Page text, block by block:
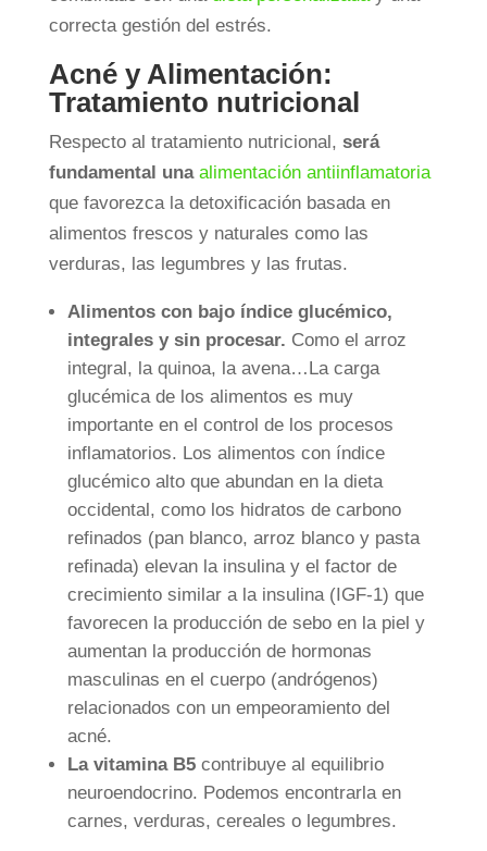
correcta gestión del estrés.
Acné y Alimentación:
Tratamiento nutricional
Respecto al tratamiento nutricional, será
fundamental una alimentación antiinflamatoria
que favorezca la detoxificación basada en
alimentos frescos y naturales como las
verduras, las legumbres y las frutas.
Alimentos con bajo índice glucémico,
integrales y sin procesar. Como el arroz
integral, la quinoa, la avena…La carga
glucémica de los alimentos es muy
importante en el control de los procesos
inflamatorios. Los alimentos con índice
glucémico alto que abundan en la dieta
occidental, como los hidratos de carbono
refinados (pan blanco, arroz blanco y pasta
refinada) elevan la insulina y el factor de
crecimiento similar a la insulina (IGF-1) que
favorecen la producción de sebo en la piel y
aumentan la producción de hormonas
masculinas en el cuerpo (andrógenos)
relacionados con un empeoramiento del
acné.
La vitamina B5contribuye al equilibrio
neuroendocrino. Podemos encontrarla en
carnes, verduras, cereales o legumbres.